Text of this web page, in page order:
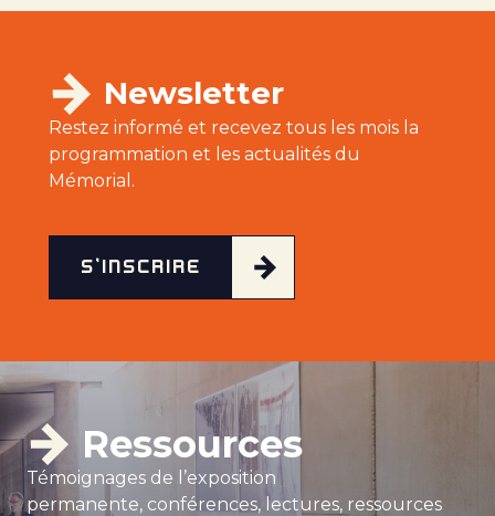
Newsletter
Restez informé et recevez tous les mois la
programmation et les actualités du
Mémorial.
S'INSCRIRE
Ressources
Témoignages de l’exposition
permanente, conférences, lectures, ressources